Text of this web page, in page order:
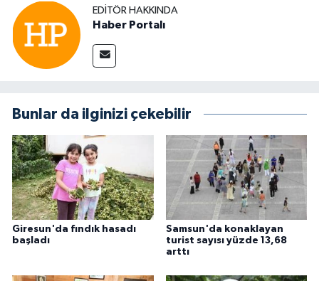
EDITÖR HAKKINDA
Haber Portalı
Bunlar da ilginizi çekebilir
Giresun'da fındık hasadı
başladı
Samsun'da konaklayan
turist sayısı yüzde 13,68
arttı